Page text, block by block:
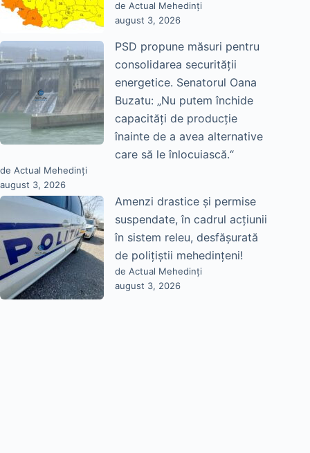
de Actual Mehedinți
august 3, 2026
PSD propune măsuri pentru
consolidarea securității
energetice. Senatorul Oana
Buzatu: „Nu putem închide
capacități de producție
înainte de a avea alternative
care să le înlocuiască.“
de Actual Mehedinți
august 3, 2026
Amenzi drastice și permise
suspendate, în cadrul acțiunii
în sistem releu, desfășurată
de polițiștii mehedințeni!
de Actual Mehedinți
august 3, 2026